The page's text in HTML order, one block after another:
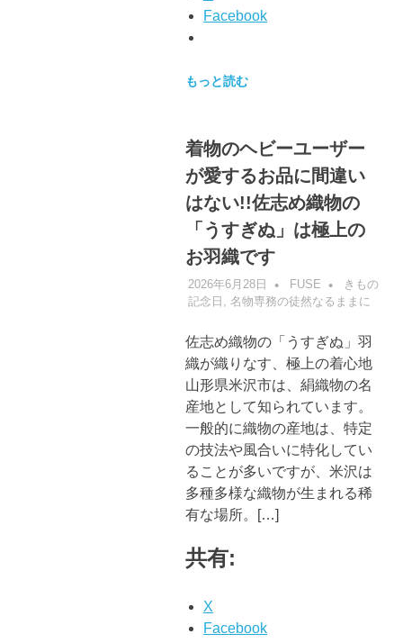
Facebook
もっと読む
着物のヘビーユーザー
が愛するお品に間違い
はない!!佐志め織物の
「うすぎぬ」は極上の
お羽織です
2026年6月28日 FUSE
きもの
記念日 , 名物専務の徒然なるままに
佐志め織物の「うすぎぬ」羽
織が織りなす、極上の着心地
山形県米沢市は、絹織物の名
産地として知られています。
一般的に織物の産地は、特定
の技法や風合いに特化してい
ることが多いですが、米沢は
多種多様な織物が生まれる稀
有な場所。[…]
共有:
X
Facebook